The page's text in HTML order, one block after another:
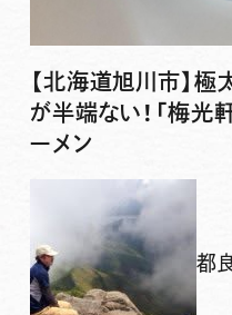
【北海道旭川市】
が半端ない！「梅光
ーメン
都